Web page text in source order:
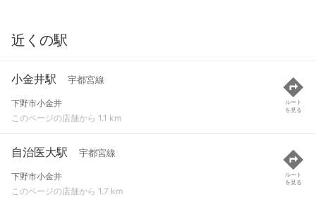
近くの駅
小金井駅 宇都宮線
下野市小金井
このページの店舗から 1.1 km
ルート
を見る
自治医大駅 宇都宮線
下野市小金井
このページの店舗から 1.7 km
ルート
を見る